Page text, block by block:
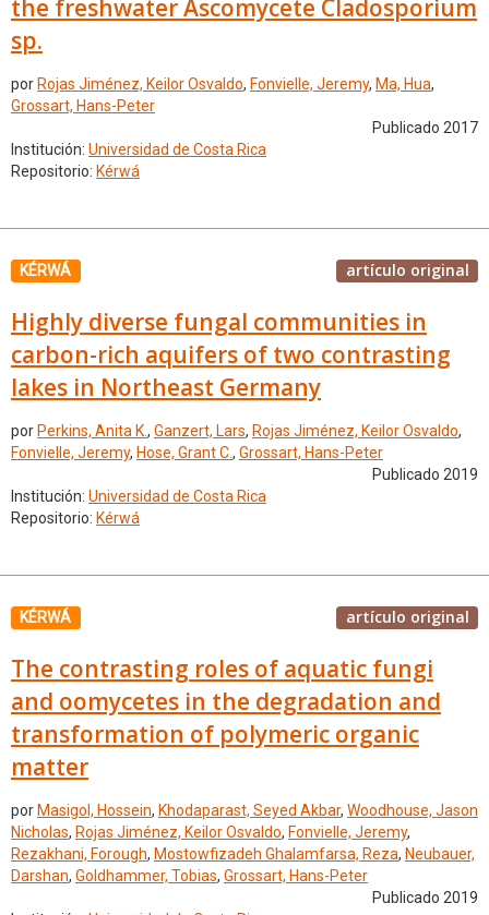
the freshwater Ascomycete Cladosporium
sp.
por Rojas Jiménez, Keilor Osvaldo, Fonvielle, Jeremy, Ma, Hua,
Grossart, Hans-Peter
Publicado 2017
Institución: Universidad de Costa Rica
Repositorio: Kérwá
KÉRWÁ artículo original
Highly diverse fungal communities in
carbon-rich aquifers of two contrasting
lakes in Northeast Germany
por Perkins, Anita K., Ganzert, Lars, Rojas Jiménez, Keilor Osvaldo,
Fonvielle, Jeremy, Hose, Grant C., Grossart, Hans-Peter
Publicado 2019
Institución: Universidad de Costa Rica
Repositorio: Kérwá
KÉRWÁ artículo original
The contrasting roles of aquatic fungi
and oomycetes in the degradation and
transformation of polymeric organic
matter
por Masigol, Hossein, Khodaparast, Seyed Akbar, Woodhouse, Jason
Nicholas, Rojas Jiménez, Keilor Osvaldo, Fonvielle, Jeremy,
Rezakhani, Forough, Mostowfizadeh Ghalamfarsa, Reza, Neubauer,
Darshan, Goldhammer, Tobias, Grossart, Hans-Peter
Publicado 2019